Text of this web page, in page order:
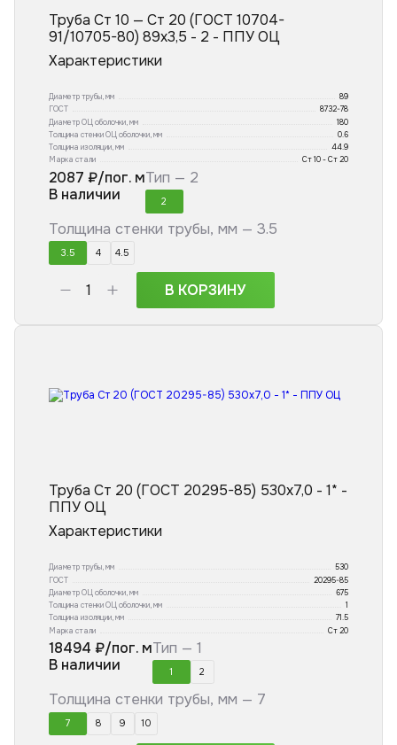
Труба Ст 10 — Ст 20 (ГОСТ 10704-
91/10705-80) 89x3,5 - 2 - ППУ ОЦ
Характеристики
Диаметр трубы, мм
89
ГОСТ
8732-78
Диаметр ОЦ оболочки, мм
180
Толщина стенки ОЦ оболочки, мм
0.6
Толщина изоляции, мм
44.9
Марка стали
Ст 10 - Ст 20
2087 ₽/пог. м
В наличии
Тип — 2
2
Толщина стенки трубы, мм — 3.5
3.5 4 4.5
В КОРЗИНУ
Труба Ст 20 (ГОСТ 20295-85) 530x7,0 - 1* -
ППУ ОЦ
Характеристики
Диаметр трубы, мм
530
ГОСТ
20295-85
Диаметр ОЦ оболочки, мм
675
Толщина стенки ОЦ оболочки, мм
1
Толщина изоляции, мм
71.5
Марка стали
Ст 20
18494 ₽/пог. м
В наличии
Тип — 1
1 2
Толщина стенки трубы, мм — 7
7 8 9 10